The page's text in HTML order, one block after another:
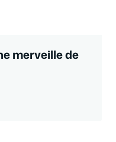
merveille de